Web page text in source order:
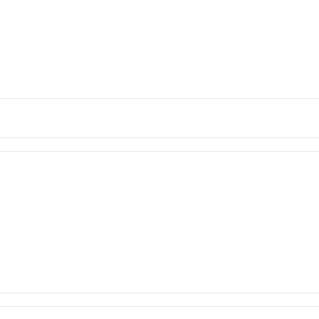
Volk sein Parlament mit bloßen Händen schützte
Smartphones segnen
Einzigartige Motive für Landschafts- und
große Weihnachtsbaum-Chaos von Riga
des Leibhaftigen